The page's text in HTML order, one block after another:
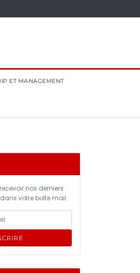
ET MANAGEMENT
nos derniers
votre boîte mail.